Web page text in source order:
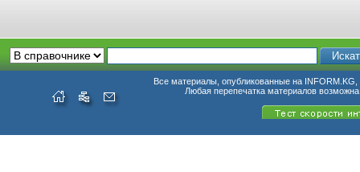
Все материалы, опубликованные на INFORM.KG,
Любая перепечатка материалов